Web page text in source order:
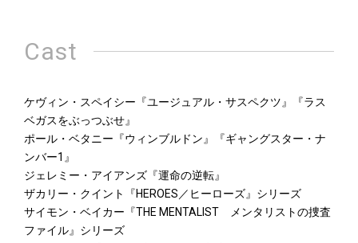
Cast
ケヴィン・スペイシー『ユージュアル・サスペクツ』『ラス
ベガスをぶっつぶせ』
ポール・ベタニー『ウィンブルドン』『ギャングスター・ナ
ンバー1』
ジェレミー・アイアンズ『運命の逆転』
ザカリー・クイント『HEROES／ヒーローズ』シリーズ
サイモン・ベイカー『THE MENTALIST メンタリストの捜査
ファイル』シリーズ